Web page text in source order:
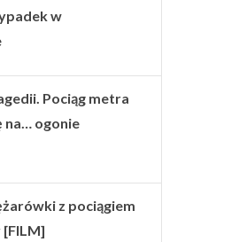
w
Pociąg metra
na… ogonie
z pociągiem